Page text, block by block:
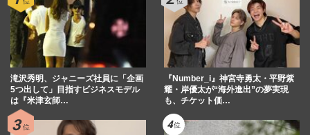
滝沢秀明、ジャニーズ社員に「企画
5つ出して」目指すビジネスモデル
は『米津玄師…
『Number_i』神宮寺勇太・平野紫
耀・岸優太が“海外進出”の夢実現
も、チケット価…